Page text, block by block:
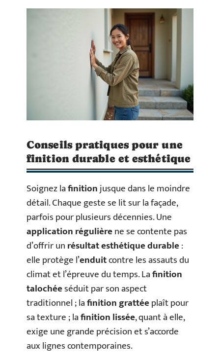
Conseils pratiques pour une
finition durable et esthétique
Soignez lafinitionjusque dans le moindre
détail. Chaque geste se lit sur la façade,
parfois pour plusieurs décennies. Une
application régulièrene se contente pas
d’offrir unrésultat esthétique durable:
elle protège l’enduitcontre les assauts du
climat et l’épreuve du temps. Lafinition
talochéeséduit par son aspect
traditionnel ; lafinition grattéeplaît pour
sa texture ; lafinition lissée, quant à elle,
exige une grande précision et s’accorde
aux lignes contemporaines.